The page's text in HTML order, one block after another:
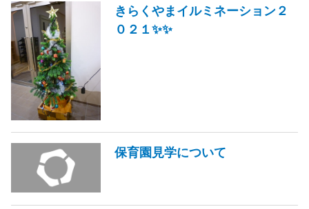
きらくやまイルミネーション２
０２１✨✨
保育園見学について